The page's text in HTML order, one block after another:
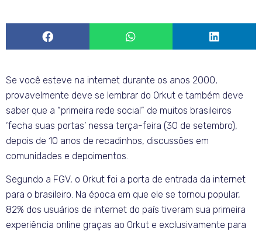
Se você esteve na internet durante os anos 2000,
provavelmente deve se lembrar do Orkut e também deve
saber que a “primeira rede social” de muitos brasileiros
‘fecha suas portas’ nessa terça-feira (30 de setembro),
depois de 10 anos de recadinhos, discussões em
comunidades e depoimentos.
Segundo a FGV, o Orkut foi a porta de entrada da internet
para o brasileiro. Na época em que ele se tornou popular,
82% dos usuários de internet do país tiveram sua primeira
experiência online graças ao Orkut e exclusivamente para